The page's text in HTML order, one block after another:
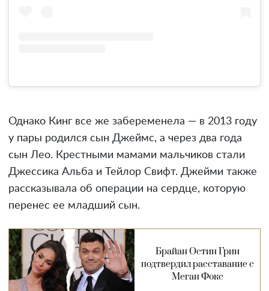
Однако Кинг все же забеременела — в 2013 году
у пары родился сын Джеймс, а через два года
сын Лео. Крестными мамами мальчиков стали
Джессика Альба и Тейлор Свифт. Джейми также
рассказывала об операции на сердце, которую
перенес ее младший сын.
Брайан Остин Грин
подтвердил расставание с
Меган Фокс